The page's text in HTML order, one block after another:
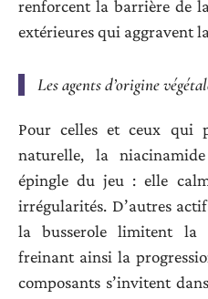
renforcent la barrière de
extérieures qui aggravent
Les agents d’origine
Pour celles et ceux qui
naturelle, la
épingle du jeu : elle
irrégularités. D’autres
la busserole limitent la
freinant ainsi la
composants s’invitent